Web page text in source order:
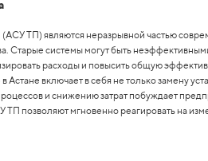
ТП) являются неразрывной частью
Старые системы могут быть
расходы и повысить общую
включает в себя не только замену
и снижению затрат побуждает
позволяют мгновенно реагировать на